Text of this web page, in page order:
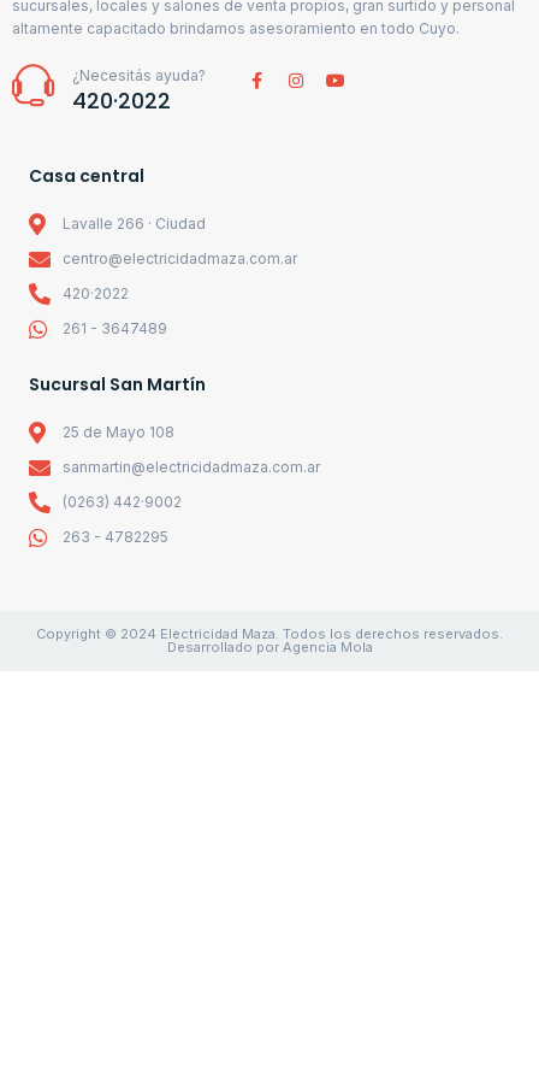
sucursales, locales y salones de venta propios, gran surtido y personal
altamente capacitado brindamos asesoramiento en todo Cuyo.
¿Necesitás ayuda?
420·2022
Casa central
Lavalle 266 · Ciudad
centro@electricidadmaza.com.ar
420·2022
261 - 3647489
Sucursal San Martín
25 de Mayo 108
sanmartin@electricidadmaza.com.ar
(0263) 442·9002
263 - 4782295
Copyright © 2024 Electricidad Maza. Todos los derechos reservados.
Desarrollado por Agencia Mola